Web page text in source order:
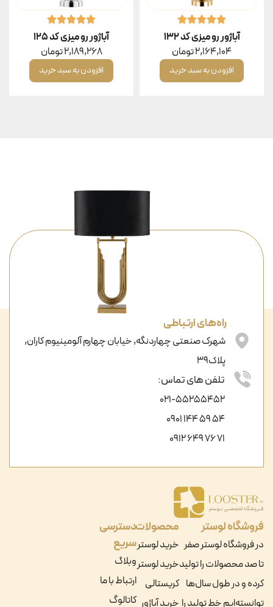
آباژور رو میزی کد ۱۳۲
2,164,104تومان
افزودن به سبد خرید
آباژور رو میزی کد ۱۲۵
2,189,268تومان
افزودن به سبد خرید
فروشگاه لوستر
در فروشگاه لوستر صفر
تا صد محصولات را تولید
کرده و در طول سال‌ها
توانسته‌ایم خط تولید را
محصولات
خرید لوستر
خرید لوستر
کریستالی
خرید آباژور
دسترسی
سریع
وبلاگ
ارتباط با ما
کاتالوگ
راه‌های ارتباطی
شهرک صنعتی چهاردنگه, خیابان چهارم آلومینیوم کاران,
پلاک39
تلفن های تماس:
021-55255452
54 59 144 0901
71 76 649 0912